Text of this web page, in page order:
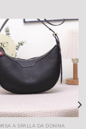
A SPALLA DA DONNA